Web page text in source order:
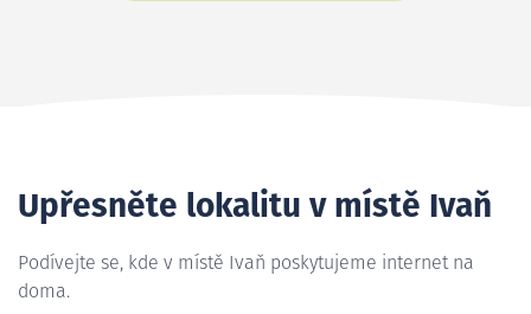
Upřesněte lokalitu v místě Ivaň
Podívejte se, kde v místě Ivaň poskytujeme internet na
doma.